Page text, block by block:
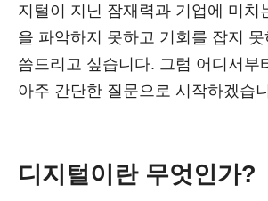
지털이 지닌 잠재력과 기업에 미치
을 파악하지 못하고 기회를 잡지
씀드리고 싶습니다. 그럼 어디서부
아주 간단한 질문으로 시작하겠습
디지털이란 무엇인가?